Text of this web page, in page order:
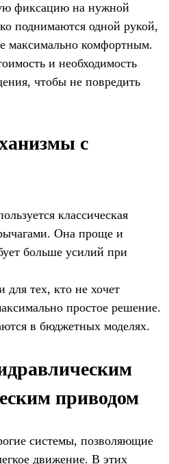
фиксацию на нужной
поднимаются одной рукой,
максимально комфортным.
и необходимость
чтобы не повредить
с
классическая
Она проще и
больше усилий при
тех, кто не хочет
простое решение.
в бюджетных моделях.
приводом
системы, позволяющие
движение. В этих